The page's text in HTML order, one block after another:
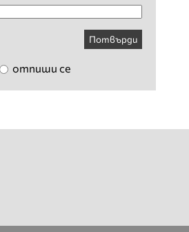
Потвърди
отпиши се